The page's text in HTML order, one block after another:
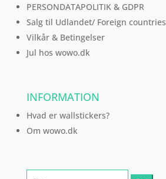
PERSONDATAPOLITIK & GDPR
Salg til Udlandet/ Foreign countries
Vilkår & Betingelser
Jul hos wowo.dk
INFORMATION
Hvad er wallstickers?
Om wowo.dk